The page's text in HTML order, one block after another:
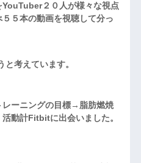
YouTuber２０人が様々な視点
５本の動画を視聴して分っ
考えています。
レーニングの目標→脂肪燃焼
動計Fitbitに出会いました。